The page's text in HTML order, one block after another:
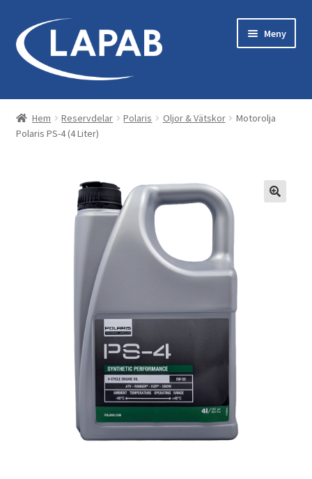
Hoppa
till
navigering
Hoppa
till
innehåll
Meny
Bastu & Bad
Maskiner & Originaltillbehör
Hem Reservdelar Polaris Oljor & Vätskor
Motorolja
Polaris PS-4 (4 Liter)